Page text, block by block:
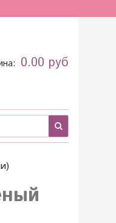
0.00 руб